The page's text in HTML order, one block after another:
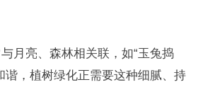
月亮、森林相关联，如“玉兔捣
谐，植树绿化正需要这种细腻、持